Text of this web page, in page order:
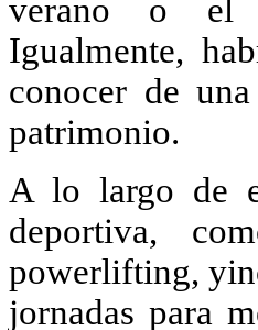
verano o el
Igualmente,
conocer de
patrimonio.
A lo largo de
deportiva,
powerlifting,
jornadas para